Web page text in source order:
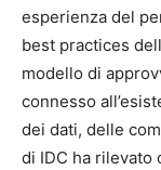
esperienza del
best practices
modello di
connesso
dei dati, delle
di IDC ha rilevato